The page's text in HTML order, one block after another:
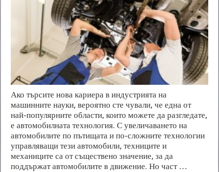
Ако търсите нова кариера в индустрията на
машинните науки, вероятно сте чували, че една от
най-популярните области, които можете да разгледате,
е автомобилната технология. С увеличаването на
автомобилите по пътищата и по-сложните технологии
управляващи тези автомобили, техниците и
механиците са от съществено значение, за да
поддържат автомобилите в движение. Но част …